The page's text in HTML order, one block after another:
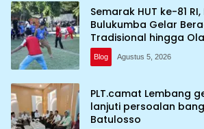
Semarak HUT ke-81
Bulukumba Gelar
Tradisional hingga
Blog Agustus 5, 2026
PLT.camat Lembang
lanjuti persoalan
Batulosso